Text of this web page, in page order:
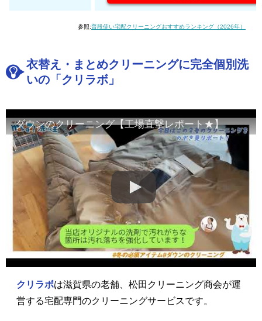
参照:普段使い宅配クリーニングおすすめランキング（2026年）
衣替え・まとめクリーニングに完全個別洗
いの「クリラボ」
ダウンのクリーニング【工場直撃レポート★】
クリラボは滋賀県の老舗、松田クリーニング商会が運
営する宅配専門のクリーニングサービスです。